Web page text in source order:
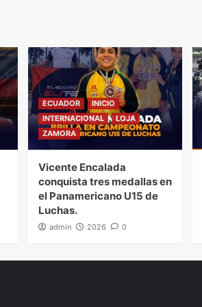
ECUADOR
INICIO
INTERNACIONAL
LOJA
ZAMORA
Vicente Encalada
conquista tres medallas en
el Panamericano U15 de
Luchas.
admin 2026 0